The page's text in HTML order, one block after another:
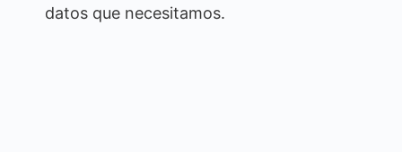
datos que necesitamos.